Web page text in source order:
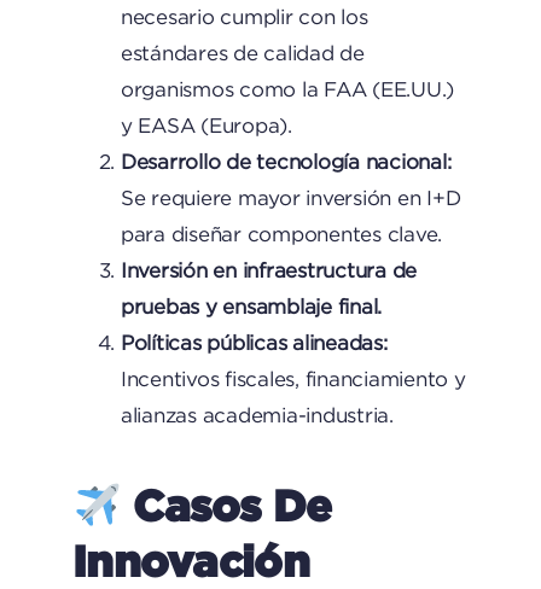
necesario cumplir con los
estándares de calidad de
organismos como la FAA (EE.UU.)
y EASA (Europa).
Desarrollo de tecnología nacional:
Se requiere mayor inversión en I+D
para diseñar componentes clave.
Inversión en infraestructura de
pruebas y ensamblaje final.
Políticas públicas alineadas:
Incentivos fiscales, financiamiento y
alianzas academia-industria.
Casos De
Innovación